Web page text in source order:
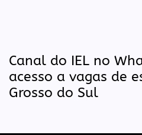
Canal do IEL no
acesso a vagas de
Grosso do Sul